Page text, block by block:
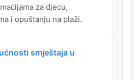
za djecu,
i opuštanju na plaži.
smještaja u